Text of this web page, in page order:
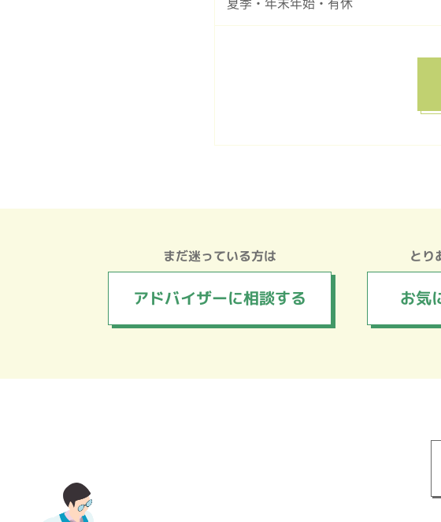
まだ迷っている方は
アドバイザーに相談する
とり
お気